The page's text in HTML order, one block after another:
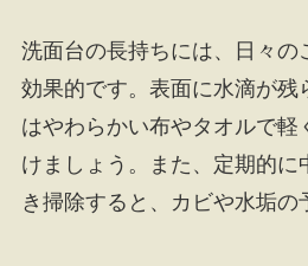
洗面台の長持ちには、日々の
効果的です。表面に水滴が残
はやわらかい布やタオルで軽
けましょう。また、定期的に
き掃除すると、カビや水垢の